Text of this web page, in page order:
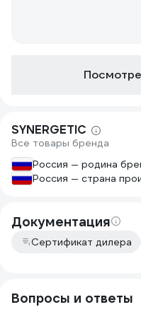
SYNERGETIC
Все товары бренда
Россия — родина
Россия — страна
Документация
Сертификат дилера
Вопросы и ответы